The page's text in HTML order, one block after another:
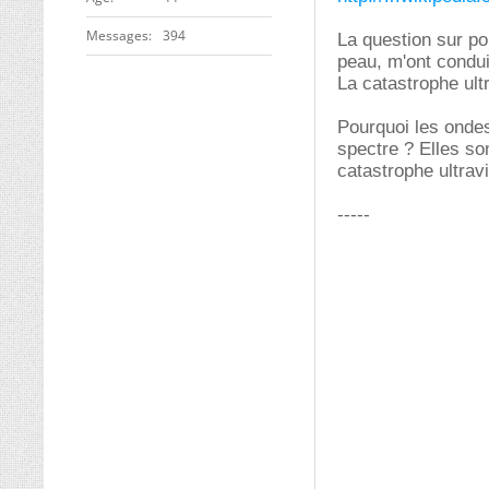
Messages 394
La question sur
peau, m'ont
La catastrophe
Pourquoi les
spectre ? Elles
catastrophe
-----